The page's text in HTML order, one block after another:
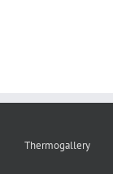
Thermogallery